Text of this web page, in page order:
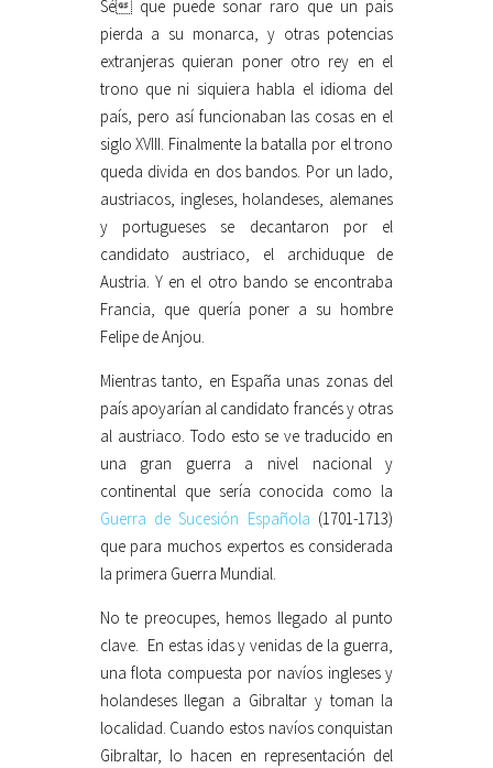
Sé que puede sonar raro que un país
pierda a su monarca, y otras potencias
extranjeras quieran poner otro rey en el
trono que ni siquiera habla el idioma del
país, pero así funcionaban las cosas en el
siglo XVIII. Finalmente la batalla por el trono
queda divida en dos bandos. Por un lado,
austriacos, ingleses, holandeses, alemanes
y portugueses se decantaron por el
candidato austriaco, el archiduque de
Austria. Y en el otro bando se encontraba
Francia, que quería poner a su hombre
Felipe de Anjou.
Mientras tanto, en España unas zonas del
país apoyarían al candidato francés y otras
al austriaco. Todo esto se ve traducido en
una gran guerra a nivel nacional y
continental que sería conocida como la
Guerra de Sucesión Española (1701-1713)
que para muchos expertos es considerada
la primera Guerra Mundial.
No te preocupes, hemos llegado al punto
clave. En estas idas y venidas de la guerra,
una flota compuesta por navíos ingleses y
holandeses llegan a Gibraltar y toman la
localidad. Cuando estos navíos conquistan
Gibraltar, lo hacen en representación del